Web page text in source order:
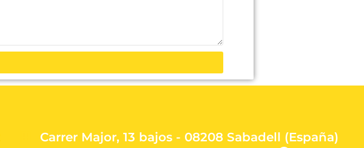
Carrer Major, 13 bajos - 08208 Sabadell (España)